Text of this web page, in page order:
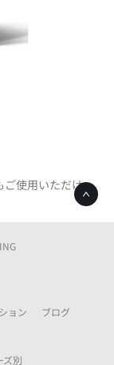
ご使用いただけ
ョン
ブログ
ズ別